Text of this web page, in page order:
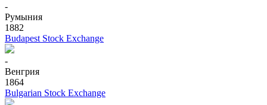
-
Румыния
1882
Budapest Stock Exchange
-
Венгрия
1864
Bulgarian Stock Exchange